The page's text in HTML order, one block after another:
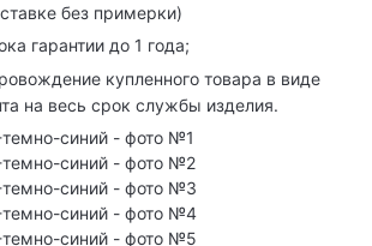
без примерки)
гарантии до 1 года;
купленного товара в виде
на весь срок службы изделия.